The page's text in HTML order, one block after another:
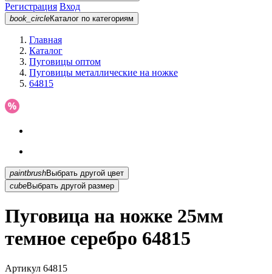
Регистрация Вход
book_circleКаталог по категориям
Главная
Каталог
Пуговицы оптом
Пуговицы металлические на ножке
64815
paintbrush
Выбрать другой цвет
cubeВыбрать другой размер
Пуговица на ножке 25мм
темное серебро 64815
Артикул 64815